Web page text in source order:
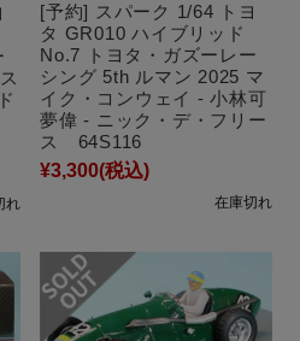
れ
[予約] スパーク 1/64 トヨ
タ GR010 ハイブリッド
No.7 トヨタ・ガズーレー
シング 5th ルマン 2025 マ
イク・コンウェイ - 小林可
夢偉 - ニック・デ・フリー
ス 64S116
¥3,300(税込)
在庫切れ